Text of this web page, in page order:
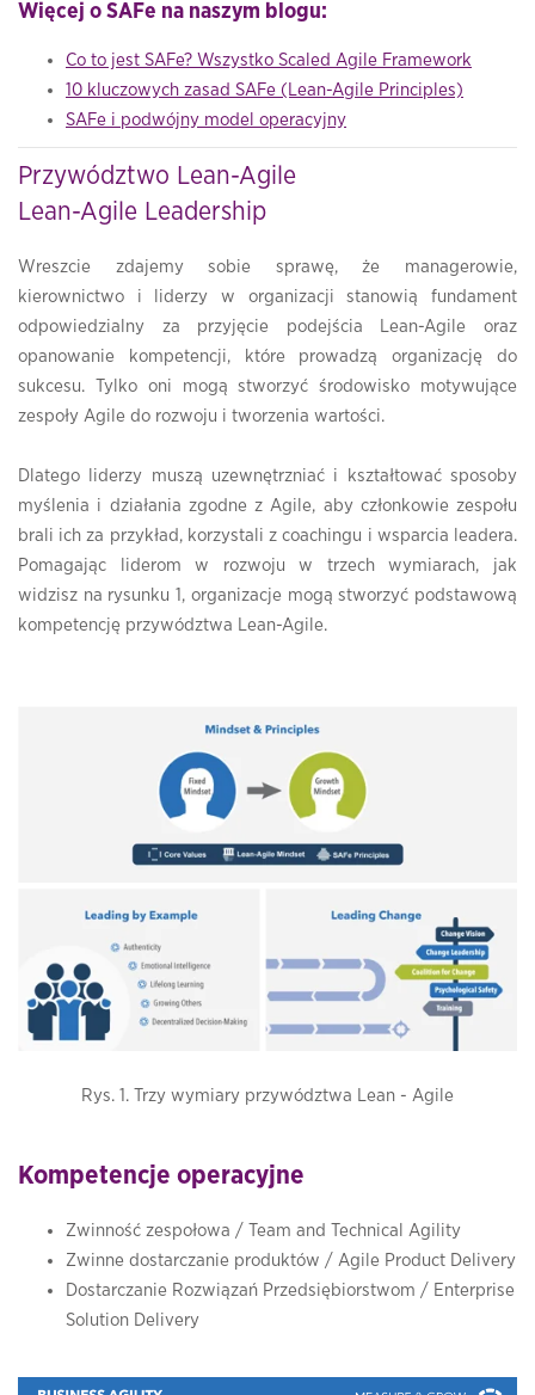
Więcej o SAFe na naszym blogu:
Co to jest SAFe? Wszystko Scaled Agile Framework
10 kluczowych zasad SAFe (Lean-Agile Principles)
SAFe i podwójny model operacyjny
Przywództwo Lean-Agile
Lean-Agile Leadership
Wreszcie zdajemy sobie sprawę, że managerowie,
kierownictwo i liderzy w organizacji stanowią fundament
odpowiedzialny za przyjęcie podejścia Lean-Agile oraz
opanowanie kompetencji, które prowadzą organizację do
sukcesu. Tylko oni mogą stworzyć środowisko motywujące
zespoły Agile do rozwoju i tworzenia wartości.
Dlatego liderzy muszą uzewnętrzniać i kształtować sposoby
myślenia i działania zgodne z Agile, aby członkowie zespołu
brali ich za przykład, korzystali z coachingu i wsparcia leadera.
Pomagając liderom w rozwoju w trzech wymiarach, jak
widzisz na rysunku 1, organizacje mogą stworzyć podstawową
kompetencję przywództwa Lean-Agile.
Rys. 1. Trzy wymiary przywództwa Lean - Agile
Kompetencje operacyjne
Zwinność zespołowa / Team and Technical Agility
Zwinne dostarczanie produktów / Agile Product Delivery
Dostarczanie Rozwiązań Przedsiębiorstwom / Enterprise
Solution Delivery